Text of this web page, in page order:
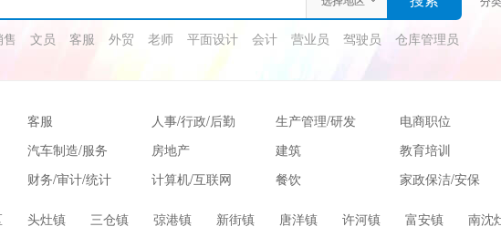
文员 客服 外贸 老师 平面设计 会计 营业员 驾驶员
仓库管理员
客服 人事/行政/后勤 生产管理/研发 电商职位
汽车制造/服务 房地产 建筑 教育培训
财务/审计/统计 计算机/互联网 餐饮 家政保洁/安保
头灶镇 三仓镇 弶港镇 新街镇 唐洋镇 许河镇 富安镇 南沈